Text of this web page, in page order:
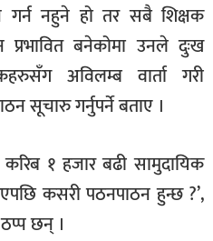
गर्न नहुने हो तर सबै शिक्षक
बनेकोमा उनले दुःख
अविलम्ब वार्ता गरी
सूचारु गर्नुपर्ने बताए ।
१ हजार बढी सामुदायिक
कसरी पठनपाठन हुन्छ ?’,
छन् ।